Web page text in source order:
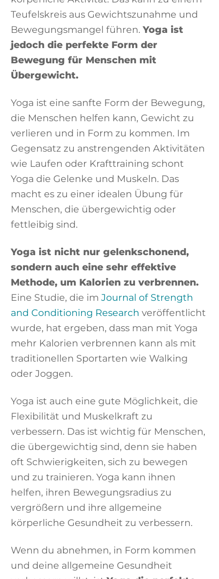
Teufelskreis aus Gewichtszunahme und
Bewegungsmangel führen.Yoga ist
jedoch die perfekte Form der
Bewegung für Menschen mit
Übergewicht.
Yoga ist eine sanfte Form der Bewegung,
die Menschen helfen kann, Gewicht zu
verlieren und in Form zu kommen. Im
Gegensatz zu anstrengenden Aktivitäten
wie Laufen oder Krafttraining schont
Yoga die Gelenke und Muskeln. Das
macht es zu einer idealen Übung für
Menschen, die übergewichtig oder
fettleibig sind.
Yoga ist nicht nur gelenkschonend,
sondern auch eine sehr effektive
Methode, um Kalorien zu verbrennen.
Eine Studie, die imJournal of Strength
and Conditioning Research veröffentlicht
wurde, hat ergeben, dass man mit Yoga
mehr Kalorien verbrennen kann als mit
traditionellen Sportarten wie Walking
oder Joggen.
Yoga ist auch eine gute Möglichkeit, die
Flexibilität und Muskelkraft zu
verbessern. Das ist wichtig für Menschen,
die übergewichtig sind, denn sie haben
oft Schwierigkeiten, sich zu bewegen
und zu trainieren. Yoga kann ihnen
helfen, ihren Bewegungsradius zu
vergrößern und ihre allgemeine
körperliche Gesundheit zu verbessern.
Wenn du abnehmen, in Form kommen
und deine allgemeine Gesundheit